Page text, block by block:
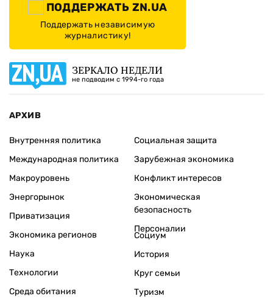
ПОДДЕРЖАТЬ ZN.UA
Поддержать независимую
журналистику!
ЗЕРКАЛО НЕДЕЛИ
не подводим с 1994-го года
АРХИВ
Внутренняя политика
Международная политика
Макроуровень
Энергорынок
Приватизация
Экономика регионов
Социальная защита
Зарубежная экономика
Конфликт интересов
Экономическая
безопасность
Персоналии
Наука
Технологии
Среда обитания
Социум
История
Круг семьи
Туризм